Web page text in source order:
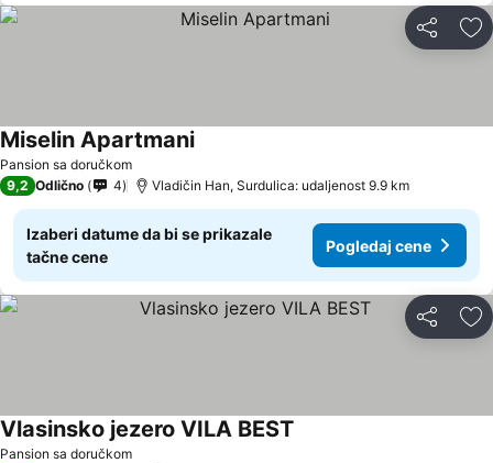
Deli
Pansion sa doručkom
Miselin ApartmaniPogledaj cene
9,2 Odlično 4 Vladičin Han, Surdulica: udaljenost 9.9 km
Izaberi datume da bi se prikazale
tačne cene
Pogledaj cene
Deli
Pansion sa doručkom
Vlasinsko jezero VILA BEST